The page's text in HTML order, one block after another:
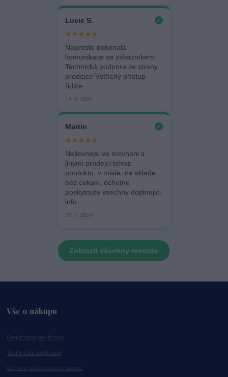
Lucie S. ✓
★★★★★
Naprosto dokonalá
komunikace se zákazníkem
Technická podpora ze strany
prodejce Vstřícný přístup
řidiče
14. 8. 2024
Martin ✓
★★★★★
Nejlevnejsi ve srovnani s
jinymi prodejci tehoz
produktu, v miste, na sklade
bez cekani, ochotne
poskytnute vsechny doplnujici
info.
23. 7. 2024
Zobrazit všechny recenze
Vše o nákupu
Registrace pro firmy
Technické podklady
On-line kalkulačka nádrže